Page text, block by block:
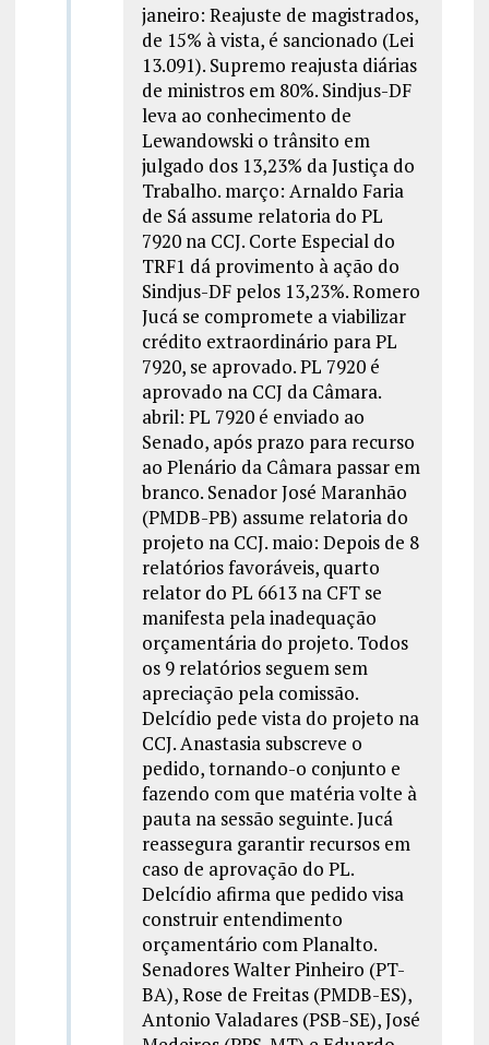
janeiro: Reajuste de magistrados,
de 15% à vista, é sancionado (Lei
13.091). Supremo reajusta diárias
de ministros em 80%. Sindjus-DF
leva ao conhecimento de
Lewandowski o trânsito em
julgado dos 13,23% da Justiça do
Trabalho. março: Arnaldo Faria
de Sá assume relatoria do PL
7920 na CCJ. Corte Especial do
TRF1 dá provimento à ação do
Sindjus-DF pelos 13,23%. Romero
Jucá se compromete a viabilizar
crédito extraordinário para PL
7920, se aprovado. PL 7920 é
aprovado na CCJ da Câmara.
abril: PL 7920 é enviado ao
Senado, após prazo para recurso
ao Plenário da Câmara passar em
branco. Senador José Maranhão
(PMDB-PB) assume relatoria do
projeto na CCJ. maio: Depois de 8
relatórios favoráveis, quarto
relator do PL 6613 na CFT se
manifesta pela inadequação
orçamentária do projeto. Todos
os 9 relatórios seguem sem
apreciação pela comissão.
Delcídio pede vista do projeto na
CCJ. Anastasia subscreve o
pedido, tornando-o conjunto e
fazendo com que matéria volte à
pauta na sessão seguinte. Jucá
reassegura garantir recursos em
caso de aprovação do PL.
Delcídio afirma que pedido visa
construir entendimento
orçamentário com Planalto.
Senadores Walter Pinheiro (PT-
BA), Rose de Freitas (PMDB-ES),
Antonio Valadares (PSB-SE), José